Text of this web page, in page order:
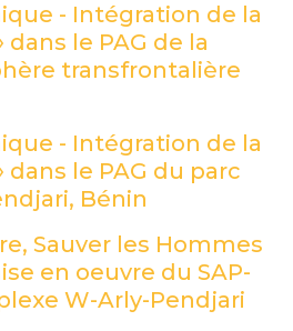
- Intégration de la
dans le PAG de la
transfrontalière
- Intégration de la
dans le PAG du parc
Bénin
Sauver les Hommes
en oeuvre du SAP-
W-Arly-Pendjari